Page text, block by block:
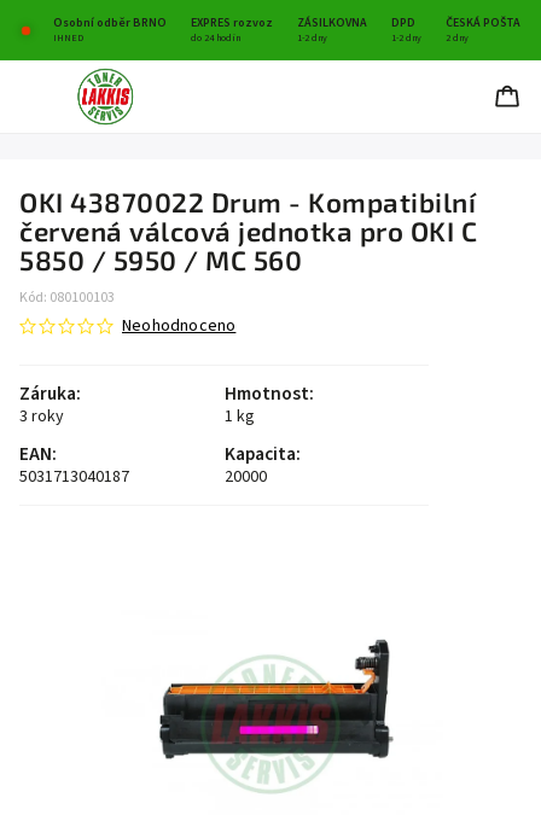
Osobní odběr BRNO EXPRES rozvoz ZÁSILKOVNA DPD ČESKÁ POŠTA
IHNED do 24 hodin 1-2 dny 1-2 dny 2 dny
OKI 43870022 Drum - Kompatibilní
červená válcová jednotka pro OKI C
5850 / 5950 / MC 560
Kód: 080100103
Neohodnoceno
Záruka:
3 roky
Hmotnost:
1 kg
EAN:
5031713040187
Kapacita:
20000